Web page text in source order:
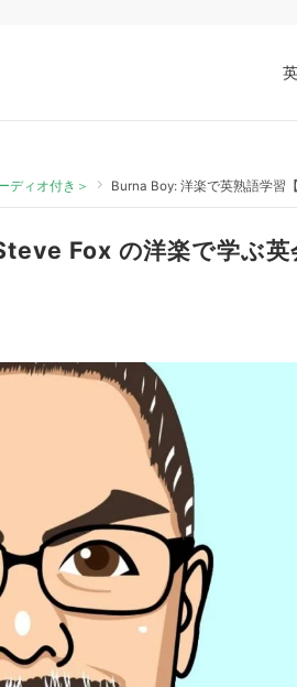
ディオ付き＞ Burna Boy: 洋楽で英熟語学習
Fox の洋楽で学ぶ英